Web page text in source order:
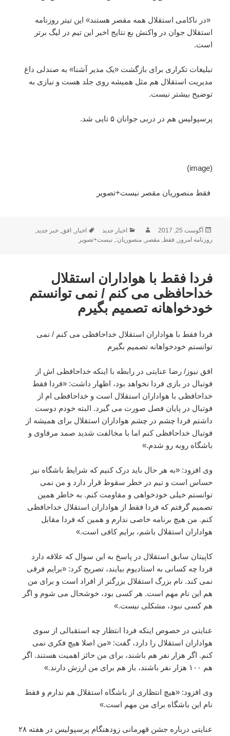
«در ناکامی استقلال همه مقصر هستند» این تیتر روزنامه
استقلال جوان در واکنش بع نتایج اخیر این تیم در لیگ برتر
است.
تبلیغات تکراری برای بازگشت «یک مدیر آشنا» به صندلی داغ
مدیریت استقلال هم مثل همیشه روی جلد هست و نیازی به
توضیح بیشتر نیست.
پرسپولیس هم در دربی جوانان ۵ تایی شد.
(image)
فقط منصوریان مقصر نیست+تصویر
ارسال
شده
آگوست 25, 2017 نویسندهدسته‌ها
اخبار جدید برچسب‌ها
اخبار ,افق ,خبر جدید
روزنامه امروز
فقط ,مقصر ,منصوریان: ,نیست+تصویر
فردا فقط با هواداران استقلال
خداحافظی می کنم / نمی توانستم
خودخواهانه تصمیم بگیرم
فردا فقط با هواداران استقلال خداحافظی می کنم / نمی
توانستم خودخواهانه تصمیم بگیرم
افق نیوز/ رضا عنایتی در رابطه با اینکه خداحافظی اش از
فوتبال در بازی فردا نخواهد بود، اظهار داشت: «فردا فقط
خداحافظی با هواداران استقلال است و خداحافظی ام از
فوتبال در پایان فصل صورت می گیرد. البته خودم دوست
داشتم فردا چشم در چشم هواداران استقلال برای همیشه از
فوتبال خداحافظی کنم اما با مخالفت شدید صمد مرفاوی و
باشگاه روبه رو شدم.»
وی افزود: «به هر حال باید درک کنیم که شرایط باشگاه نیز
حساس است و تیم در خطر سقوط قرار دارد و من نمی
توانستم خیلی خودخواهی و مقاومت کنم. به خاطر همین
تصمیم گرفتم که فردا فقط از هواداران استقلال خداحافظی
کنم. من هیچ برنامه خاصی ندارم و همین که فردا مقابل
هواداران استقلال باشم، برایم کافی است.»
کاپیتان سابق استقلال در پاسخ به این سوال که علاقه دارد
فردا چه کسانی به استادیوم بیایند، تصریح کرد: «برایم فرقی
نمی کند. نام بزرگ استقلال بزرگتر از افراد است و برای من
هم این نام مهم است. هر کسی بود، خوشحال می شوم و اگر
هم کسی نبود، مشکلی نیست.»
عنایتی در خصوص اینکه فردا انتظار چه استقبالی از سوی
هواداران استقلال را دارد، گفت: «من اصلا هیچ فکری نمی
کنم. اگر هزار نفر هم باشند، برای من حائز اهمیت هستند. اگر
هم ۱۰۰ هزار نفر باشند، باز هم برای من ارزش دارند.»
وی افزود: «هیچ انتظاری از باشگاه استقلال هم ندارم و فقط
نام این باشگاه برای من مهم است.»
عنایتی درباره جشن قهرمانی زودهنگام پرسپولیس در هفته ۲۸